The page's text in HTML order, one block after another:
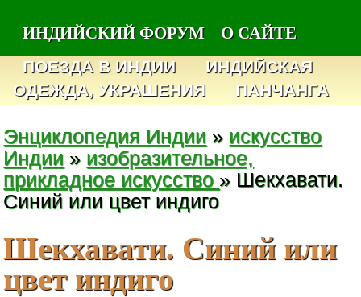
ИНДИЙСКИЙ ФОРУМ
О САЙТЕ
ПОЕЗДА В ИНДИИ
ИНДИЙСКАЯ
ОДЕЖДА, УКРАШЕНИЯ
ПАНЧАНГА
Энциклопедия Индии » искусство
Индии » изобразительное,
прикладное искусство » Шекхавати.
Синий или цвет индиго
Шекхавати. Синий или
цвет индиго